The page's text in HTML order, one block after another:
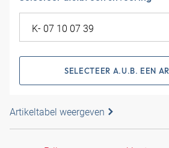
SELECTEER A.U.B. EEN
Artikeltabel weergeven